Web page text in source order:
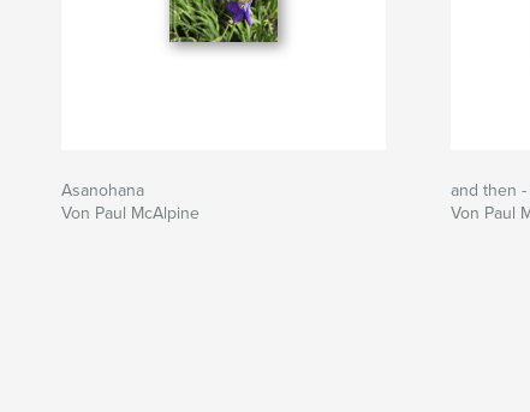
Asanohana
Von Paul McAlpine
and then
Von Paul